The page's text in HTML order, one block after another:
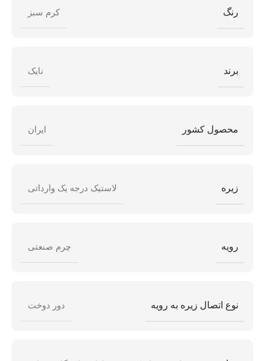
رنگ کرم سبز
برند نایک
محصول کشور ایران
زیره لاستیک درجه یک وارداتی
رویه چرم صنعتی
نوع اتصال زیره به رویه دور دوخت